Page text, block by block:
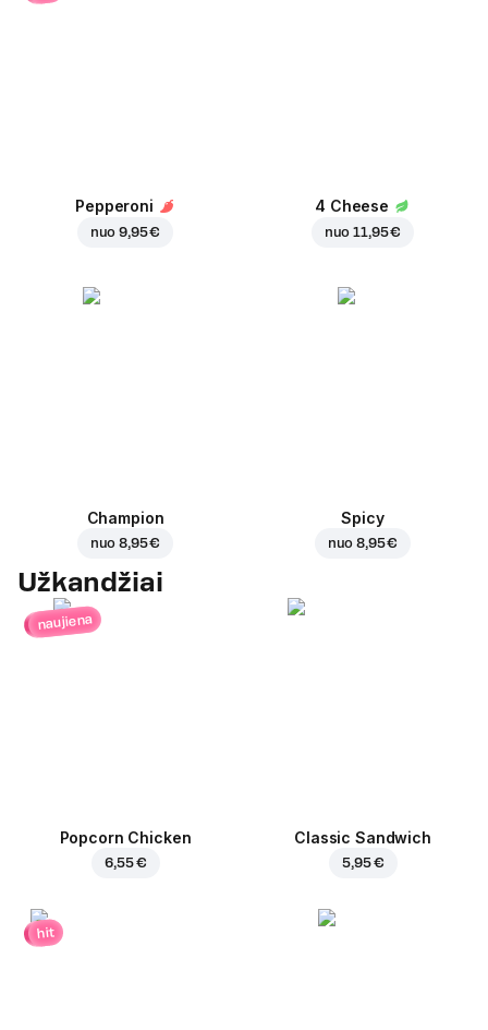
Pepperoni
nuo9,95 €
4 Cheese
nuo11,95 €
Champion
nuo8,95 €
Spicy
nuo8,95 €
Užkandžiai
naujiena
Popcorn Chicken
6,55 €
Classic Sandwich
5,95 €
hit